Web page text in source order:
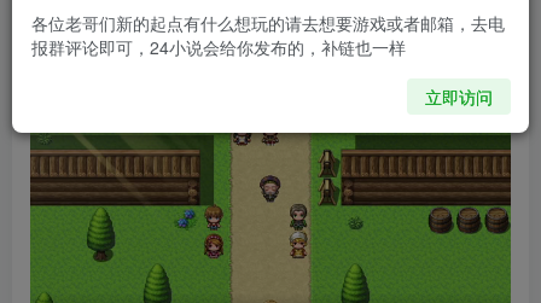
各位老哥们新的起点有什么想玩的请去想要游戏或者邮箱，去电
报群评论即可，24小说会给你发布的，补链也一样
立即访问